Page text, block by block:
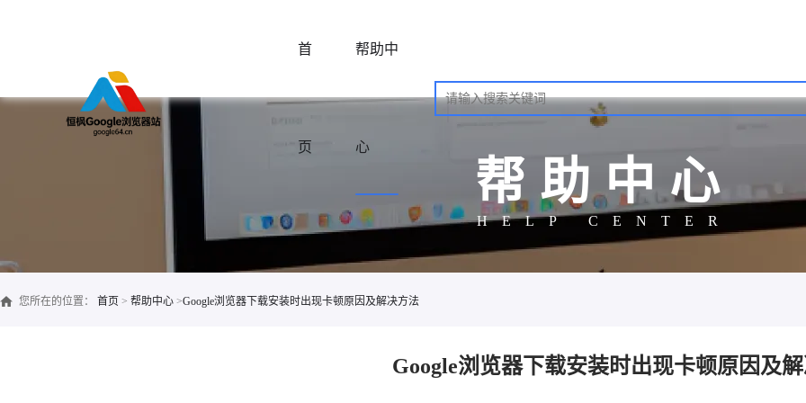
首
页
帮助中
心
帮助中心
HELP CENTER
您所在的位置： 首页 > 帮助中心 >Google浏览器下载安装时出现卡顿原因及解决方法
Google浏览器下载安装时出现卡顿原因及